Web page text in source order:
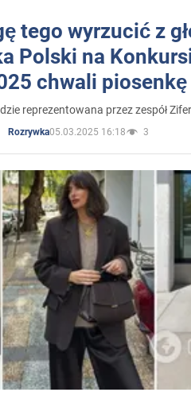
tego wyrzucić z
Polski na
chwali
reprezentowana przez zespół
Rozrywka05.03.2025 16:18 3